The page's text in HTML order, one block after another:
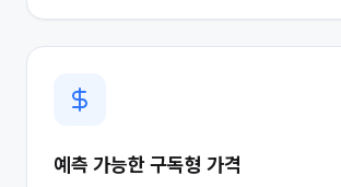
예측 가능한 구독형 가격